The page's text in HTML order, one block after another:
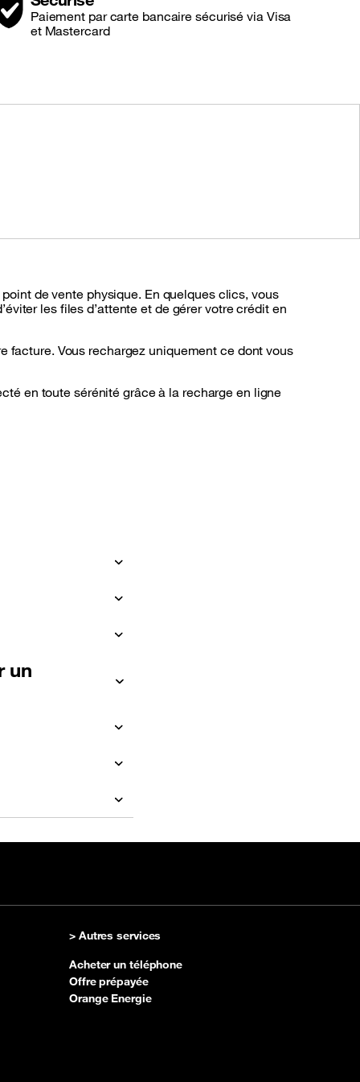
Paiement par carte bancaire sécurisé via Visa
et Mastercard
de vente physique. En quelques clics, vous
les files d’attente et de gérer votre crédit en
facture. Vous rechargez uniquement ce dont vous
en toute sérénité grâce à la recharge en ligne
un
> Autres services
Acheter un téléphone
Offre prépayée
Orange Energie